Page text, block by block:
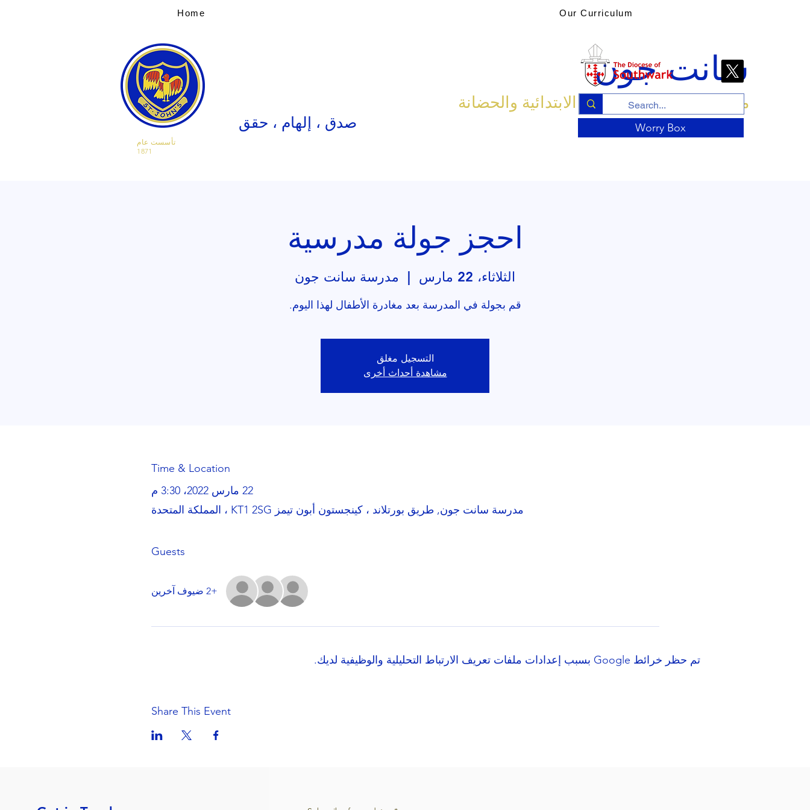
تأسست عام
1871
سانت جون
مدرسة الكنيسة الإنجليزية الابتدائية والحضانة
صدق ، إلهام ، حقق Worry Box
Home Our Curriculum
احجز جولة مدرسية
الثلاثاء، 22 مارس مدرسة سانت جون
قم بجولة في المدرسة بعد مغادرة الأطفال لهذا اليوم.
التسجيل مغلق
مشاهدة أحداث أخرى
Time & Location
22 مارس 2022، 3:30 م
مدرسة سانت جون, طريق بورتلاند ، كينجستون أبون تيمز KT1 2SG ، المملكة المتحدة
Guests
+2 ضيوف آخرين
تم حظر خرائط Google بسبب إعدادات ملفات تعريف الارتباط التحليلية والوظيفية لديك.
Share This Event